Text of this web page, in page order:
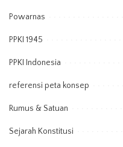
Powarnas
PPKI 1945
PPKI Indonesia
referensi peta konsep
Rumus & Satuan
Sejarah Konstitusi